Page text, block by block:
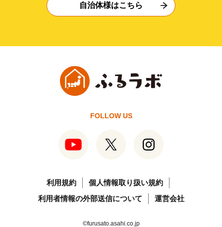
自治体様はこちら
FOLLOW US
利用規約
個人情報取り扱い規約
利用者情報の外部送信について
運営会社
©furusato.asahi.co.jp